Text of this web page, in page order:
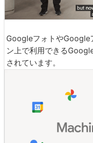
GoogleフォトやGoogle
ン上で利用できる
されています。